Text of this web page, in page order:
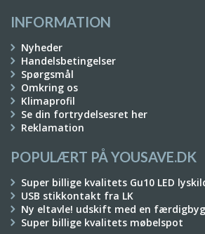
INFORMATION
Nyheder
Handelsbetingelser
Spørgsmål
Omkring os
Klimaprofil
Se din fortrydelsesret her
Reklamation
POPULÆRT PÅ YOUSAVE.DK
Super billige kvalitets Gu10 LED
USB stikkontakt fra LK
Ny eltavle! udskift med en
Super billige kvalitets møbelspot